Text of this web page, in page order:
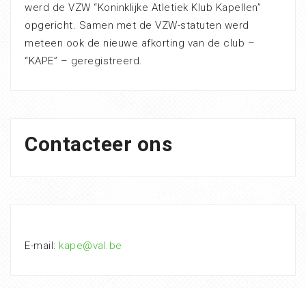
werd de VZW “Koninklijke Atletiek Klub Kapellen”
opgericht. Samen met de VZW-statuten werd
meteen ook de nieuwe afkorting van de club –
“KAPE” – geregistreerd.
Contacteer ons
E-mail: kape@val.be